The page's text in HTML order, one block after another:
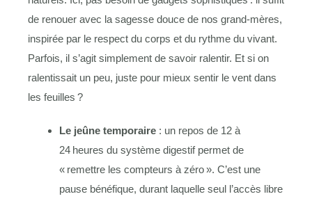
de renouer avec la sagesse douce de nos grand-mères,
inspirée par le respect du corps et du rythme du vivant.
Parfois, il s’agit simplement de savoir ralentir. Et si on
ralentissait un peu, juste pour mieux sentir le vent dans
les feuilles ?
Le jeûne temporaire : un repos de 12 à
24 heures du système digestif permet de
« remettre les compteurs à zéro ». C’est une
pause bénéfique, durant laquelle seul l’accès libre